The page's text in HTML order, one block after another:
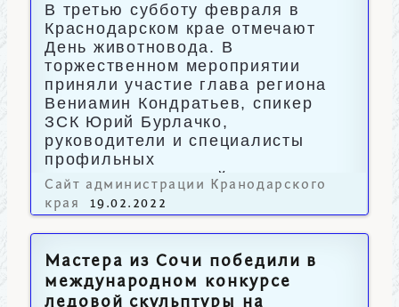
В третью субботу февраля в
Краснодарском крае отмечают
День животновода. В
торжественном мероприятии
приняли участие глава региона
Вениамин Кондратьев, спикер
ЗСК Юрий Бурлачко,
руководители и специалисты
профильных
сельхозпредприятий.
Сайт администрации Кранодарского
края
19.02.2022
Мастера из Сочи победили в
международном конкурсе
ледовой скульптуры на